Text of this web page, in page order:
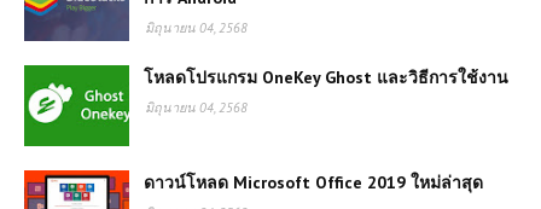
มิถุนายน 04, 2568
โหลดโปรแกรม OneKey Ghost และวิธีการใช้งาน
มิถุนายน 04, 2568
ดาวน์โหลด Microsoft Office 2019 ใหม่ล่าสุด